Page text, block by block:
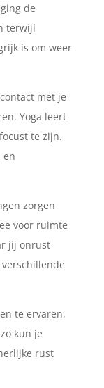
de
terwijl
is om weer
met je
Yoga leert
te zijn.
en
zorgen
voor ruimte
jij onrust
te ervaren,
kun je
rust